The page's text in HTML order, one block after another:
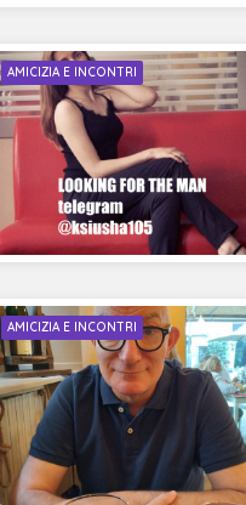
AMICIZIA E INCONTRI
AMICIZIA E INCONTRI